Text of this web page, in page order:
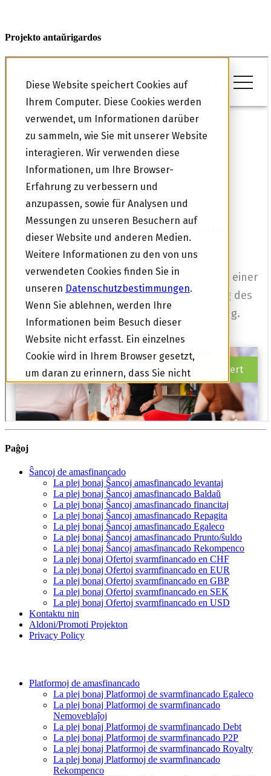
Projekto antaŭrigardos
Paĝoj
Ŝancoj de amasfinancado
La plej bonaj Ŝancoj amasfinancado levantaj
La plej bonaj Ŝancoj amasfinancado Baldaŭ
La plej bonaj Ŝancoj amasfinancado financitaj
La plej bonaj Ŝancoj amasfinancado Repagita
La plej bonaj Ŝancoj amasfinancado Egaleco
La plej bonaj Ŝancoj amasfinancado Prunto/ŝuldo
La plej bonaj Ŝancoj amasfinancado Rekompenco
La plej bonaj Ofertoj svarmfinancado en CHF
La plej bonaj Ofertoj svarmfinancado en EUR
La plej bonaj Ofertoj svarmfinancado en GBP
La plej bonaj Ofertoj svarmfinancado en SEK
La plej bonaj Ofertoj svarmfinancado en USD
Kontaktu nin
Aldoni/Promoti Projekton
Privacy Policy
Platformoj de amasfinancado
La plej bonaj Platformoj de svarmfinancado Egaleco
La plej bonaj Platformoj de svarmfinancado
Nemoveblaĵoj
La plej bonaj Platformoj de svarmfinancado Debt
La plej bonaj Platformoj de svarmfinancado P2P
La plej bonaj Platformoj de svarmfinancado Royalty
La plej bonaj Platformoj de svarmfinancado
Rekompenco